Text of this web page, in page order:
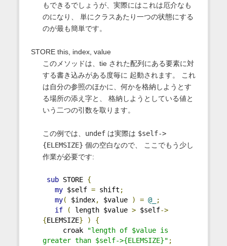
もできるでしょうが、実際にはこれは厄介なも
のになり、 単にクラスあたり一つの状態にする
のが最も簡単です。
STORE this, index, value
このメソッドは、tie された配列にある要素に対
する書き込みがある度毎に 起動されます。 これ
は自分の参照のほかに、何かを格納しようとす
る場所の添え字と、 格納しようとしている値と
いう二つの引数を取ります。
この例では、 undefは実際は $self->
{ELEMSIZE} 個の空白なので、 ここでもう少し
作業が必要です:
sub STORE {
my $self = shift ;
my( $index, $value ) = @_
;
if
( length $value > $self->
{ELEMSIZE} )
{
croak
"length of $value is
greater than $self->{ELEMSIZE}" ;